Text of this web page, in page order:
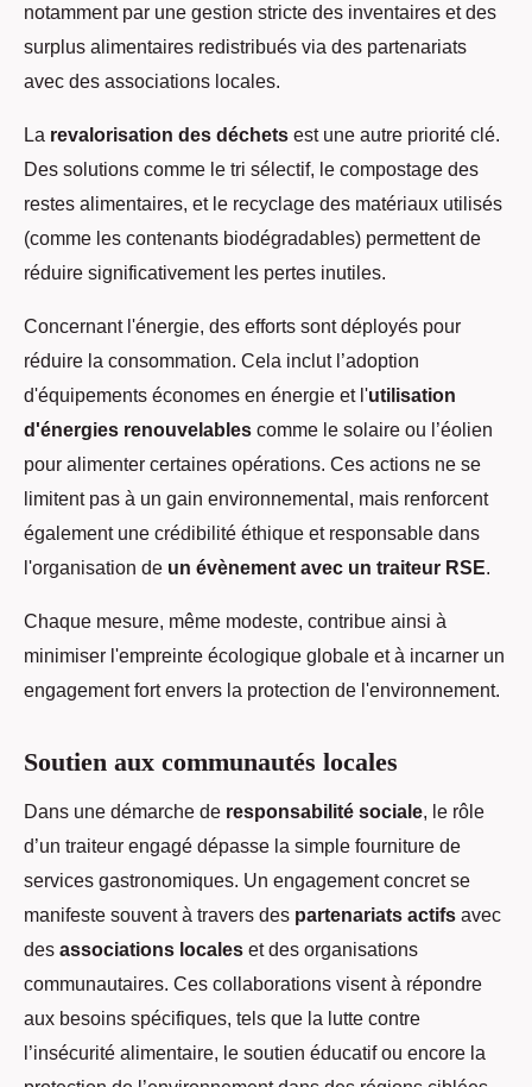
notamment par une gestion stricte des inventaires et des
surplus alimentaires redistribués via des partenariats
avec des associations locales.
La revalorisation des déchets est une autre priorité clé.
Des solutions comme le tri sélectif, le compostage des
restes alimentaires, et le recyclage des matériaux utilisés
(comme les contenants biodégradables) permettent de
réduire significativement les pertes inutiles.
Concernant l'énergie, des efforts sont déployés pour
réduire la consommation. Cela inclut l’adoption
d'équipements économes en énergie et l'utilisation
d'énergies renouvelables comme le solaire ou l’éolien
pour alimenter certaines opérations. Ces actions ne se
limitent pas à un gain environnemental, mais renforcent
également une crédibilité éthique et responsable dans
l'organisation de un évènement avec un traiteur RSE.
Chaque mesure, même modeste, contribue ainsi à
minimiser l'empreinte écologique globale et à incarner un
engagement fort envers la protection de l'environnement.
Soutien aux communautés locales
Dans une démarche de responsabilité sociale, le rôle
d’un traiteur engagé dépasse la simple fourniture de
services gastronomiques. Un engagement concret se
manifeste souvent à travers des partenariats actifs avec
des associations locales et des organisations
communautaires. Ces collaborations visent à répondre
aux besoins spécifiques, tels que la lutte contre
l’insécurité alimentaire, le soutien éducatif ou encore la